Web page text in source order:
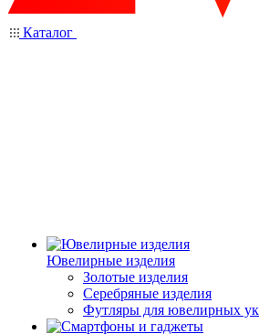
Каталог
Ювелирные изделия
Золотые изделия
Серебряные изделия
Футляры для ювелирных